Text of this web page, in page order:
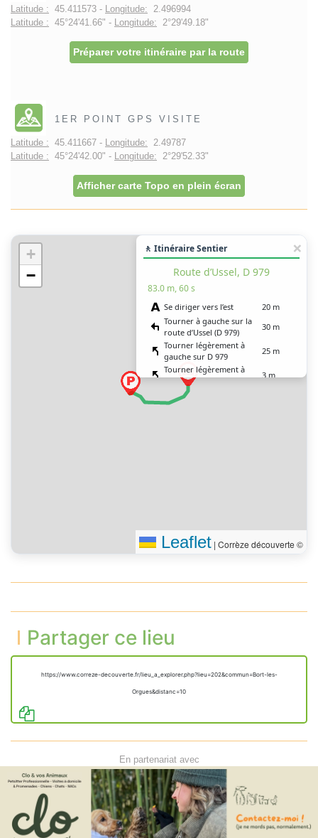
Latitude : 45.411573 - Longitude: 2.496994
Latitude : 45°24'41.66" - Longitude: 2°29'49.18"
Préparer votre itinéraire par la route
1ER POINT GPS VISITE
Latitude : 45.411667 - Longitude: 2.49787
Latitude : 45°24'42.00" - Longitude: 2°29'52.33"
Afficher carte Topo en plein écran
+
−
🚶 Itinéraire Sentier
Route d’Ussel, D 979
83.0 m, 60 s
Se diriger vers l’est
20 m
Tourner à gauche sur la
route d’Ussel (D 979)
30 m
Tourner légèrement à
gauche sur D 979
25 m
Tourner légèrement à
gauche
3 m
Tourner légèrement à
gauche sur D 683
Leaflet | Corrèze découverte ©
Partager ce lieu
https://www.correze-decouverte.fr/lieu_a_explorer.php?lieu=202&commun=Bort-les-
Orgues&distanc=10
En partenariat avec